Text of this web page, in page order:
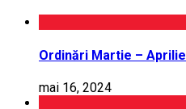
Ordinări Martie – Aprilie
mai 16, 2024